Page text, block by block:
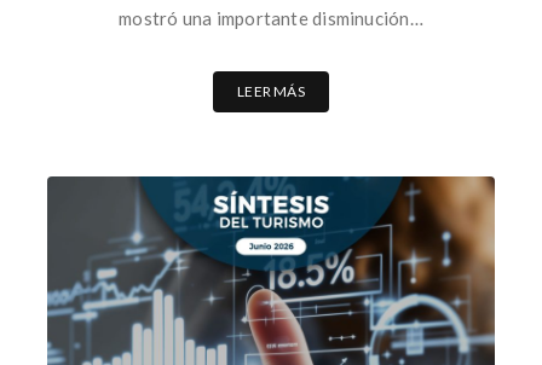
mostró una importante disminución…
LEER MÁS